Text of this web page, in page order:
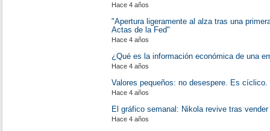
Hace 4 años
"Apertura ligeramente al alza tras una
Actas de la Fed"
Hace 4 años
¿Qué es la información económica de una
Hace 4 años
Valores pequeños: no desespere. Es
Hace 4 años
El gráfico semanal: Nikola revive tras
Hace 4 años